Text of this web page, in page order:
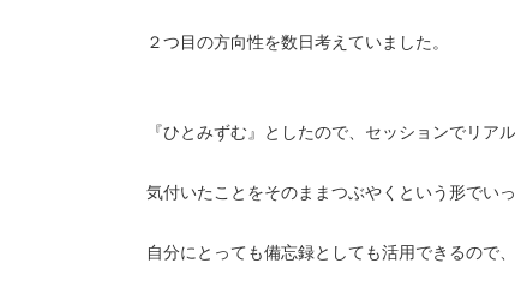
２つ目の方向性を数日考えていました。
『ひとみずむ』としたので、セッションでリア
気付いたことをそのままつぶやくという形でい
自分にとっても備忘録としても活用できるので、